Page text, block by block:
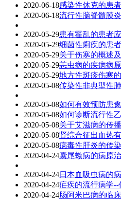
2020-06-18感染性休克的患
2020-06-18流行性脑脊髓膜
2020-05-29患有霍乱的患者
2020-05-29细菌性痢疾的患
2020-05-29关于伤寒的概述
2020-05-29恙虫病的疾病病
2020-05-29地方性斑疹伤寒
2020-05-08传染性非典型性
2020-05-08如何有效预防患
2020-05-08如何诊断流行性
2020-05-08关于艾滋病的传
2020-05-08肾综合征出血热
2020-05-08病毒性肝炎的传
2020-04-24囊尾蚴病的病原
2020-04-24日本血吸虫病的
2020-04-24疟疾的流行病学
2020-04-24肠阿米巴病的临